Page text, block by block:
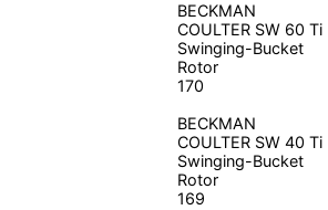
BECKMAN
COULTER SW 60 Ti
Swinging-Bucket
Rotor
170
BECKMAN
COULTER SW 40 Ti
Swinging-Bucket
Rotor
169